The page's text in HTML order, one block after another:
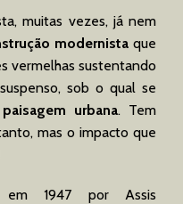
muitas vezes, já nem
modernista que
vermelhas sustentando
sob o qual se
urbana. Tem
mas o impacto que
1947 por Assis